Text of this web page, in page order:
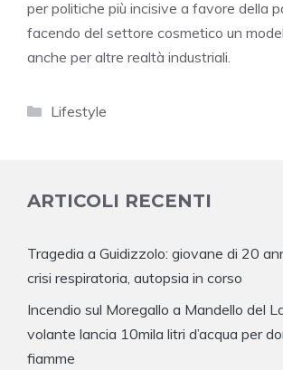
per politiche più incisive a favore della
facendo del settore cosmetico un
anche per altre realtà industriali.
Categorie
Lifestyle
ARTICOLI RECENTI
Tragedia a Guidizzolo: giovane di 20
crisi respiratoria, autopsia in corso
Incendio sul Moregallo a Mandello del
volante lancia 10mila litri d’acqua per
fiamme